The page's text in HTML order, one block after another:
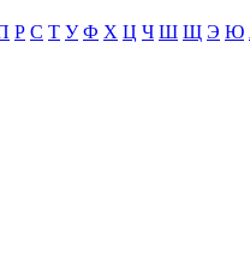
Р С Т У Ф Х Ц Ч Ш Щ Э Ю